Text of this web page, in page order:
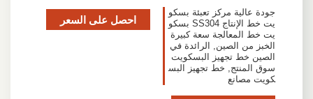
جودة عالية مركز تعبئة بسكو
يت خط الإنتاج SS304 بسكو
يت خط المعالجة سعة كبيرة
الخبز من الصين, الرائدة في
الصين خط تجهيز البسكويت
سوق المنتج, خط تجهيز البس
كويت مصانع
احصل على السعر